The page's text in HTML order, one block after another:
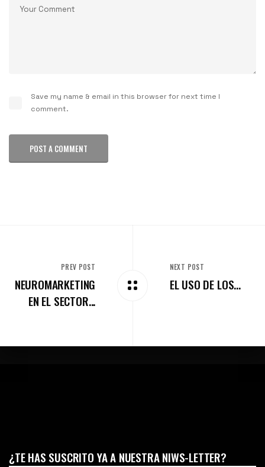
Save my name & email in this browser for next time I
comment.
POST A COMMENT
PREV POST
NEUROMARKETING
EN EL SECTOR...
NEXT POST
EL USO DE LOS...
¿TE HAS SUSCRITO YA A NUESTRA NIWS-LETTER?